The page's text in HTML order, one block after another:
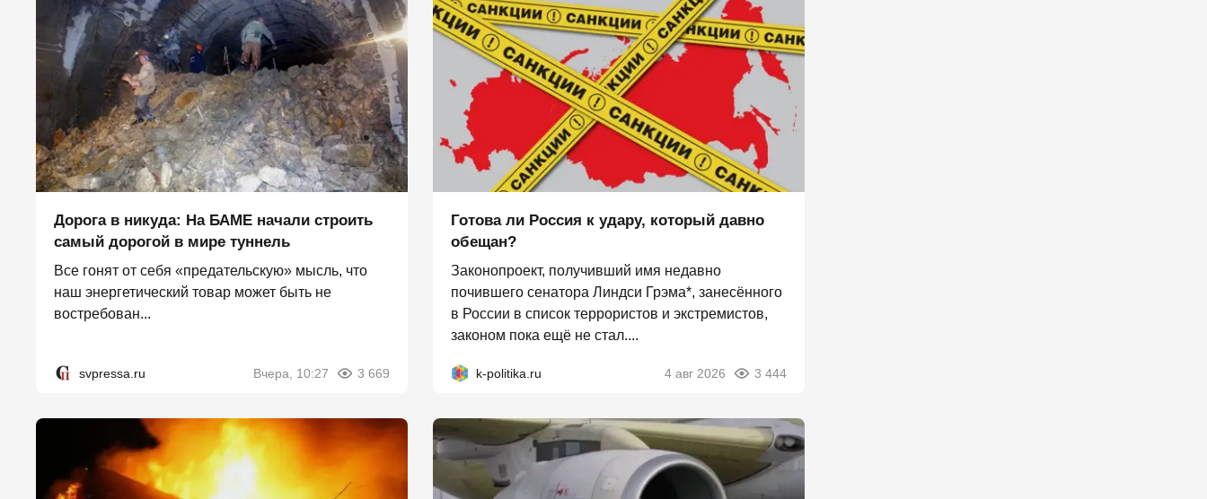
Дорога в никуда: На БАМЕ начали строить
самый дорогой в мире туннель
Все гонят от себя «предательскую» мысль, что
наш энергетический товар может быть не
востребован...
svpressa.ru Вчера, 10:27 3 669
Готова ли Россия к удару, который давно
обещан?
Законопроект, получивший имя недавно
почившего сенатора Линдси Грэма*, занесённого
в России в список террористов и экстремистов,
законом пока ещё не стал....
k-politika.ru 4 авг 2026 3 444